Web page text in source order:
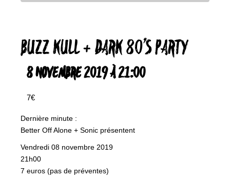
BUZZ KULL + DARK 80’S PARTY
8 NOVEMBRE 2019 À 21:00
7€
Dernière minute :
Better Off Alone + Sonic présentent
Vendredi 08 novembre 2019
21h00
7 euros (pas de préventes)